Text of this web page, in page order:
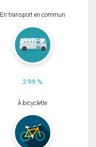
En transport en commun
2.99 %
À bicyclette